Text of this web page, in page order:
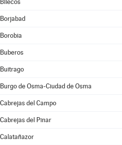
Bliecos
Borjabad
Borobia
Buberos
Buitrago
Burgo de Osma-Ciudad de Osma
Cabrejas del Campo
Cabrejas del Pinar
Calatañazor